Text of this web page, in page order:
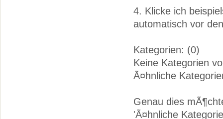
4. Klicke ich
automatisch vor
Kategorien: (0)
Keine Kategorien
Ã¤hnliche
Genau dies
'Ã¤hnliche